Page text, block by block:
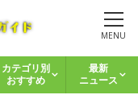
MENU
カテゴリ別
おすすめ
最新
ニュース